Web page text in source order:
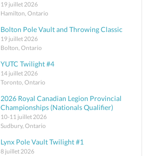
19 juillet 2026
Hamilton, Ontario
Bolton Pole Vault and Throwing Classic
19 juillet 2026
Bolton, Ontario
YUTC Twilight #4
14 juillet 2026
Toronto, Ontario
2026 Royal Canadian Legion Provincial
Championships (Nationals Qualifier)
10-11 juillet 2026
Sudbury, Ontario
Lynx Pole Vault Twilight #1
8 juillet 2026